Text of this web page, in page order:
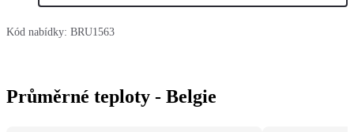
Kód nabídky: BRU1563
Průměrné teploty - Belgie